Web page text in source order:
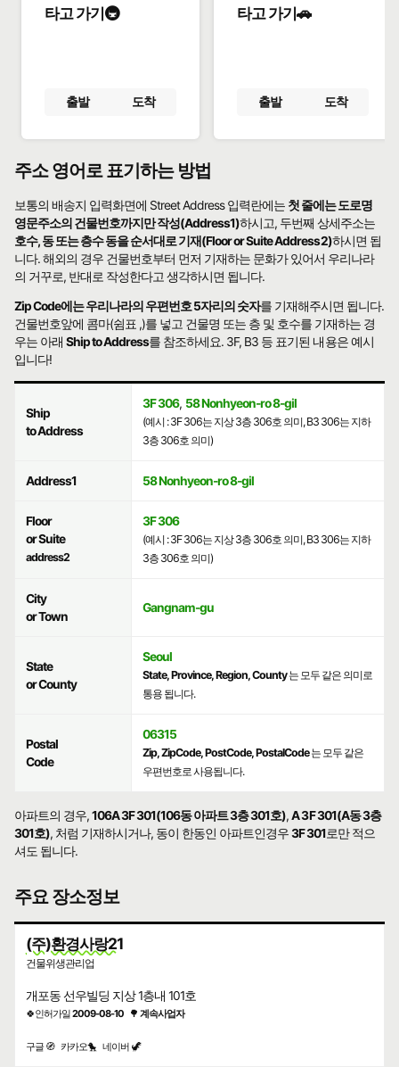
타고 가기🚇
출발 도착
타고 가기🚗
출발 도착
주소 영어로 표기하는 방법
보통의 배송지 입력화면에 Street Address 입력란에는 첫 줄에는 도로명
영문주소의 건물번호까지만 작성(Address1)하시고, 두번째 상세주소는
호수, 동 또는 층수 동을 순서대로 기재(Floor or Suite Address2)하시면 됩
니다. 해외의 경우 건물번호부터 먼저 기재하는 문화가 있어서 우리나라
의 거꾸로, 반대로 작성한다고 생각하시면 됩니다.
Zip Code에는 우리나라의 우편번호 5자리의 숫자를 기재해주시면 됩니다.
건물번호앞에 콤마(쉼표 ,)를 넣고 건물명 또는 층 및 호수를 기재하는 경
우는 아래Ship to Address를 참조하세요. 3F, B3 등 표기된 내용은 예시
입니다!
Ship
to Address
3F 306, 58 Nonhyeon-ro 8-gil
(예시 : 3F 306는 지상 3층 306호 의미, B3 306는 지하
3층 306호 의미)
Address1 58 Nonhyeon-ro 8-gil
Floor
or Suite
address2
3F 306
(예시 : 3F 306는 지상 3층 306호 의미, B3 306는 지하
3층 306호 의미)
City
or Town
Gangnam-gu
State
or County
Seoul
State, Province, Region, County는 모두 같은 의미로
통용 됩니다.
Postal
Code
06315
Zip, ZipCode, PostCode, PostalCode는 모두 같은
우편번호로 사용됩니다.
아파트의 경우,106A 3F 301(106동 아파트 3층 301호),A 3F 301(A동 3층
301호), 처럼 기재하시거나, 동이 한동인 아파트인경우3F 301로만 적으
셔도 됩니다.
주요 장소정보
(주)환경사랑21
건물위생관리업
개포동 선우빌딩 지상 1층내 101호
🍀인허가일2009-08-10 🌳 계속사업자
구글 🧭 카카오🐤 네이버 🦖